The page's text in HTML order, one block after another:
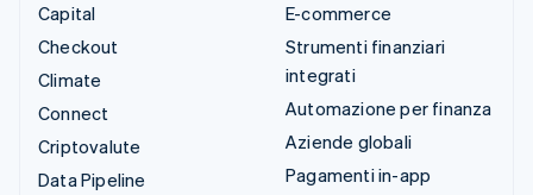
Capital
Checkout
Climate
Connect
Criptovalute
Data Pipeline
E-commerce
Strumenti finanziari
integrati
Automazione per finanza
Aziende globali
Pagamenti in-app